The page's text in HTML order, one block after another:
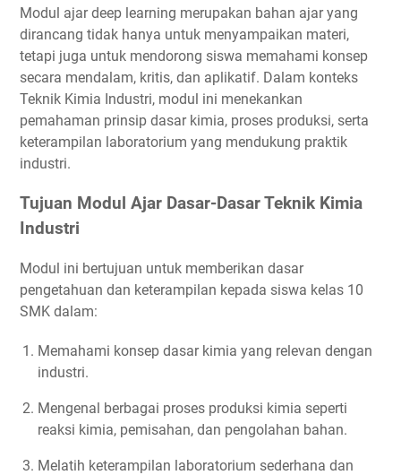
Modul ajar deep learning merupakan bahan ajar yang
dirancang tidak hanya untuk menyampaikan materi,
tetapi juga untuk mendorong siswa memahami konsep
secara mendalam, kritis, dan aplikatif. Dalam konteks
Teknik Kimia Industri, modul ini menekankan
pemahaman prinsip dasar kimia, proses produksi, serta
keterampilan laboratorium yang mendukung praktik
industri.
Tujuan Modul Ajar Dasar-Dasar Teknik Kimia
Industri
Modul ini bertujuan untuk memberikan dasar
pengetahuan dan keterampilan kepada siswa kelas 10
SMK dalam:
Memahami konsep dasar kimia yang relevan dengan
industri.
Mengenal berbagai proses produksi kimia seperti
reaksi kimia, pemisahan, dan pengolahan bahan.
Melatih keterampilan laboratorium sederhana dan